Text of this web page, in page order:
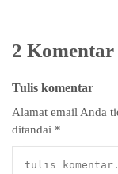
2 Komentar
Tulis komentar
Alamat email Anda
ditandai *